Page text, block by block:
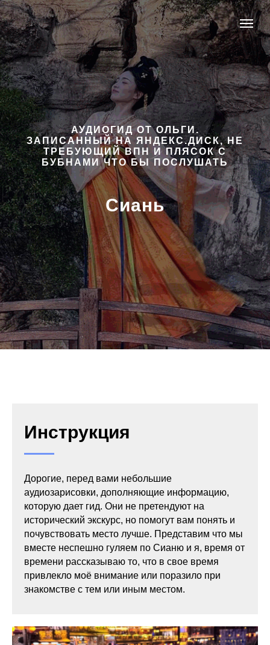
АУДИОГИД ОТ ОЛЬГИ.
ЗАПИСАННЫЙ НА ЯНДЕКС.ДИСК, НЕ
ТРЕБУЮЩИЙ ВПН И ПЛЯСОК С
БУБНАМИ ЧТО БЫ ПОСЛУШАТЬ
Сиань
Инструкция
Дорогие, перед вами небольшие
аудиозарисовки, дополняющие информацию,
которую дает гид. Они не претендуют на
исторический экскурс, но помогут вам понять и
почувствовать место лучше. Представим что мы
вместе неспешно гуляем по Сианю и я, время от
времени рассказываю то, что в свое время
привлекло моё внимание или поразило при
знакомстве с тем или иным местом.